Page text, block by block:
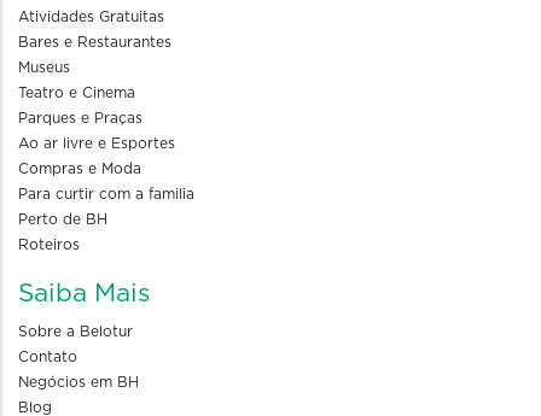
Atividades Gratuitas
Bares e Restaurantes
Museus
Teatro e Cinema
Parques e Praças
Ao ar livre e Esportes
Compras e Moda
Para curtir com a familia
Perto de BH
Roteiros
Saiba Mais
Sobre a Belotur
Contato
Negócios em BH
Blog